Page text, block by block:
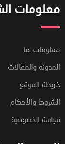
معلومات
معلومات عنا
المدونة والمقالات
خريطة الموقع
الشروط والأحكام
سياسة الخصوصية